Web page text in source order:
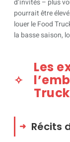
d’invités – plus
pourrait être
louer le Food
la basse saison,
Les
Récits